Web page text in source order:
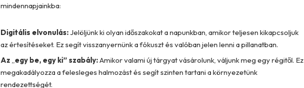
mindennapjainkba:
Digitális elvonulás:Jelöljünk ki olyan időszakokat a napunkban, amikor teljesen kikapcsoljuk
az értesítéseket. Ez segít visszanyernünk a fókuszt és valóban jelen lenni a pillanatban.
Az „egy be, egy ki” szabály:Amikor valami új tárgyat vásárolunk, váljunk meg egy régitől. Ez
megakadályozza a felesleges halmozást és segít szinten tartani a környezetünk
rendezettségét.